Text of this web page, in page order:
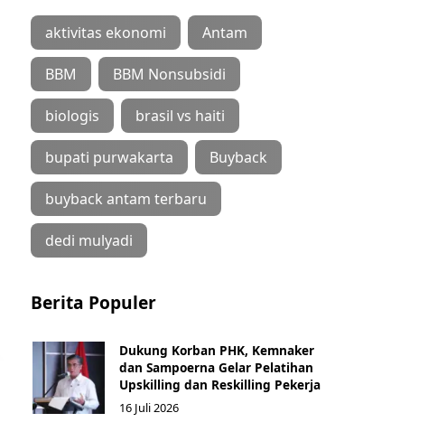
aktivitas ekonomi Antam
BBM BBM Nonsubsidi
biologis brasil vs haiti
bupati purwakarta Buyback
buyback antam terbaru
dedi mulyadi
Berita Populer
Dukung Korban PHK, Kemnaker
dan Sampoerna Gelar Pelatihan
Upskilling dan Reskilling Pekerja
16 Juli 2026